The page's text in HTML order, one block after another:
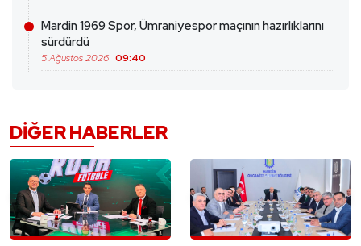
Mardin 1969 Spor, Ümraniyespor maçının hazırlıklarını
sürdürdü
5 Ağustos 2026 09:40
DIĞER HABERLER